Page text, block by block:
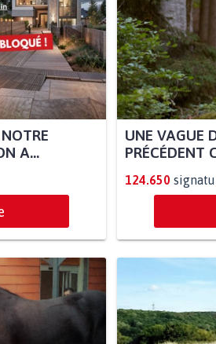
A...
UNE VAGUE
PRÉCÉDENT
124.650